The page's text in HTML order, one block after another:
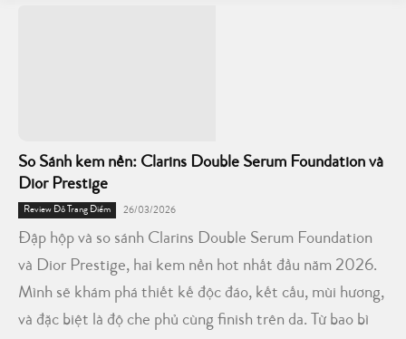
So Sánh kem nền: Clarins Double Serum Foundation và
Dior Prestige
Review Đồ Trang Điểm 26/03/2026
Đập hộp và so sánh Clarins Double Serum Foundation
và Dior Prestige, hai kem nền hot nhất đầu năm 2026.
Mình sẽ khám phá thiết kế độc đáo, kết cấu, mùi hương,
và đặc biệt là độ che phủ cùng finish trên da. Từ bao bì